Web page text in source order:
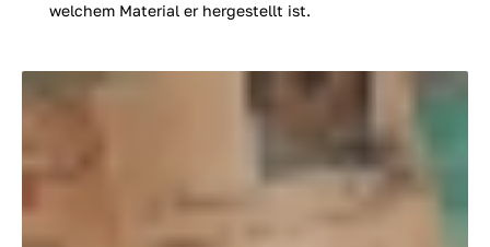
welchem Material er hergestellt ist.